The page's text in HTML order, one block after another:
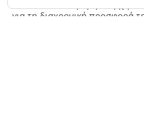
για τη διαχρονική προσφορά